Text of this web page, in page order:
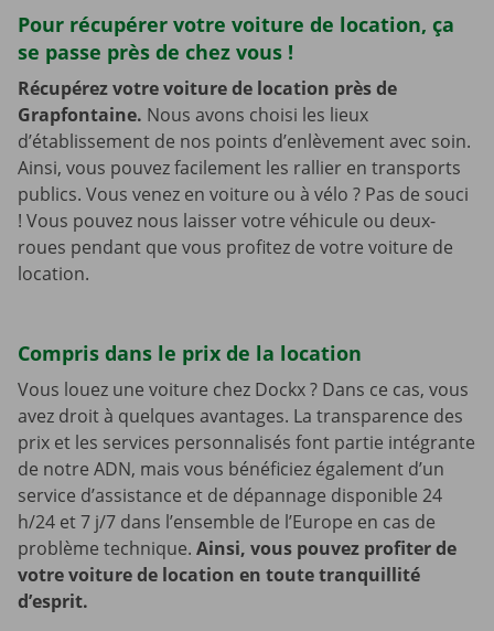
Pour récupérer votre voiture de location, ça
se passe près de chez vous !
Récupérez votre voiture de location près de
Grapfontaine. Nous avons choisi les lieux
d’établissement de nos points d’enlèvement avec soin.
Ainsi, vous pouvez facilement les rallier en transports
publics. Vous venez en voiture ou à vélo ? Pas de souci
! Vous pouvez nous laisser votre véhicule ou deux-
roues pendant que vous profitez de votre voiture de
location.
Compris dans le prix de la location
Vous louez une voiture chez Dockx ? Dans ce cas, vous
avez droit à quelques avantages. La transparence des
prix et les services personnalisés font partie intégrante
de notre ADN, mais vous bénéficiez également d’un
service d’assistance et de dépannage disponible 24
h/24 et 7 j/7 dans l’ensemble de l’Europe en cas de
problème technique. Ainsi, vous pouvez profiter de
votre voiture de location en toute tranquillité
d’esprit.